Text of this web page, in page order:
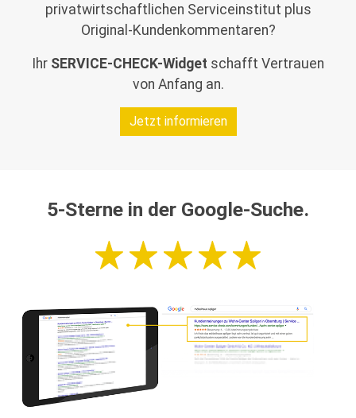
privatwirtschaftlichen Serviceinstitut plus
Original-Kundenkommentaren?
Ihr SERVICE-CHECK-Widget schafft Vertrauen
von Anfang an.
Jetzt informieren
5-Sterne in der Google-Suche.